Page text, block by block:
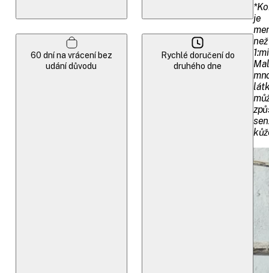
60 dní na vrácení bez
udání důvodu
Rychlé doručení do
druhého dne
je
než